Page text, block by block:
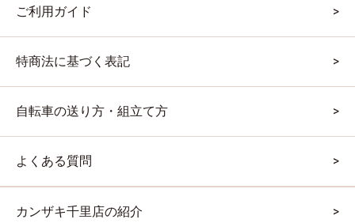
ご利用ガイド
特商法に基づく表記
自転車の送り方・組立て方
よくある質問
カンザキ千里店の紹介